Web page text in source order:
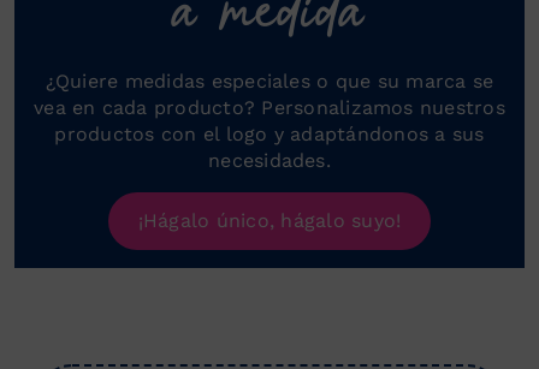
¿Quiere medidas especiales o que su marca se
vea en cada producto? Personalizamos nuestros
productos con el logo y adaptándonos a sus
necesidades.
¡Hágalo único, hágalo suyo!